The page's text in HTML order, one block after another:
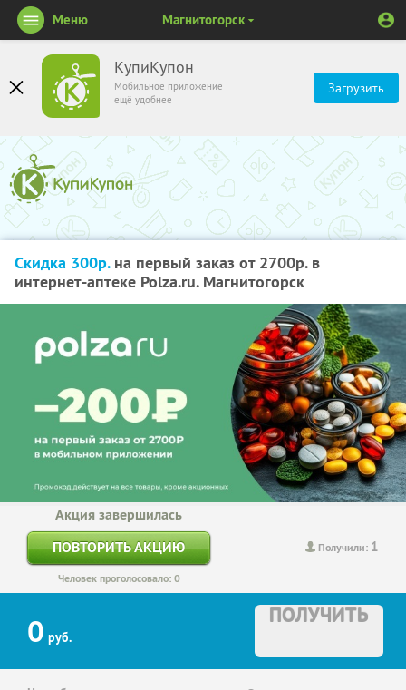
КупиКупон
Мобильное приложение
ещё удобнее
Загрузить
Меню Магнитогорск
Скидка 300р.на первый заказ от 2700р. в
интернет-аптеке Polza.ru. Магнитогорск
Получили: 1
Акция завершилась
ПОВТОРИТЬ АКЦИЮ
Человек проголосовало: 0
0 руб.
ПОЛУЧИТЬ